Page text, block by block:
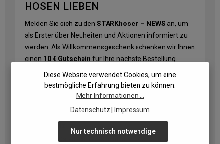
HOSEN LIEBEN
Melden Sie sich zu den STARKhosen – NEWS an, um
als Erster über Neuheiten und Aktionen informiert zu
werden. Als Willkommensgeschenk schenken wir Ihnen
einen 10 € Gutschein für Ihre nächste Bestellung.
E-Mail-Adresse*
Diese Website verwendet Cookies, um eine
bestmögliche Erfahrung bieten zu können.
Mehr Informationen ...
Datenschutz
Impressum
Nur technisch notwendige